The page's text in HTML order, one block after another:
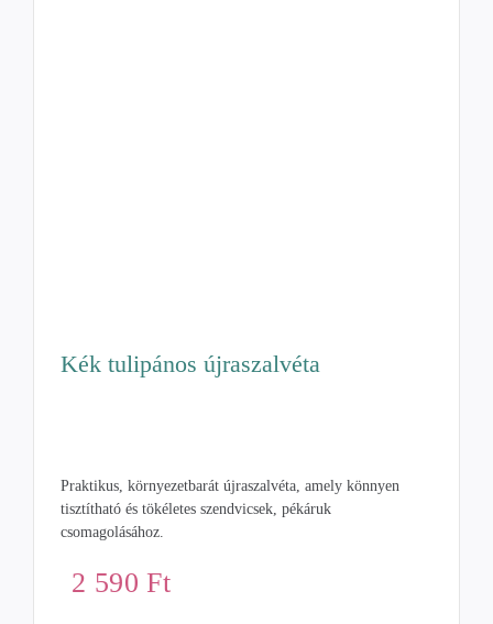
Kék tulipános újraszalvéta
Praktikus, környezetbarát újraszalvéta, amely könnyen
tisztítható és tökéletes szendvicsek, pékáruk
csomagolásához.
2 590Ft